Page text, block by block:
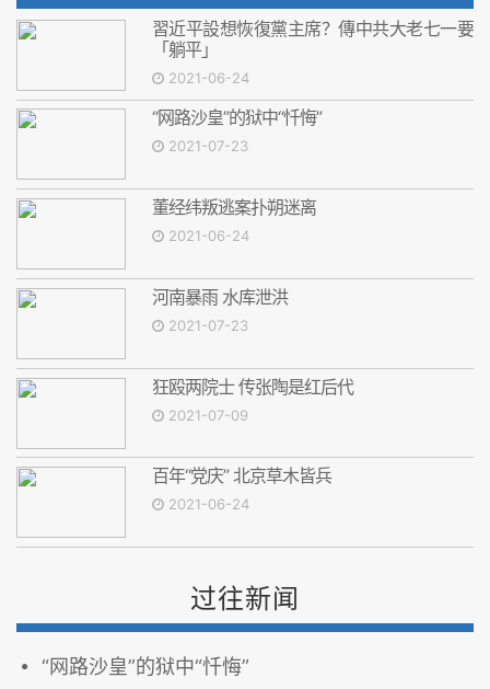
習近平設想恢復黨主席？傳中共大老七一要
「躺平」
2021-06-24
“网路沙皇”的狱中“忏悔”
2021-07-23
董经纬叛逃案扑朔迷离
2021-06-24
河南暴雨 水库泄洪
2021-07-23
狂殴两院士 传张陶是红后代
2021-07-09
百年“党庆” 北京草木皆兵
2021-06-24
过往新闻
“网路沙皇”的狱中“忏悔”